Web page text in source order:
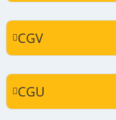
CGV
CGU